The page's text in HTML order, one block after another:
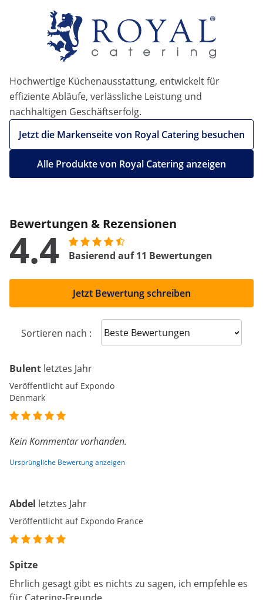
Hochwertige Küchenausstattung, entwickelt für
effiziente Abläufe, verlässliche Leistung und
nachhaltigen Geschäftserfolg.
Jetzt die Markenseite von Royal Catering besuchen
Alle Produkte von Royal Catering anzeigen
Bewertungen & Rezensionen
4.4 Basierend auf 11 Bewertungen
Jetzt Bewertung schreiben
Sortieren nach : Sort reviews
Bulent letztes Jahr
Veröffentlicht auf Expondo
Denmark
Kein Kommentar vorhanden.
Ursprüngliche Bewertung anzeigen
Abdel letztes Jahr
Veröffentlicht auf Expondo France
Spitze
Ehrlich gesagt gibt es nichts zu sagen, ich empfehle es